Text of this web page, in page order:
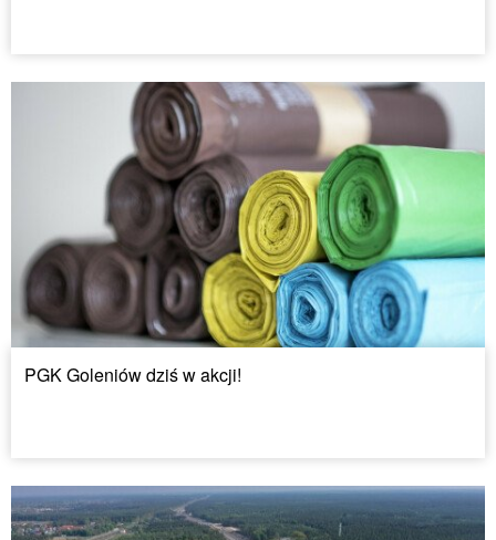
PGK Goleniów dziś w akcji!